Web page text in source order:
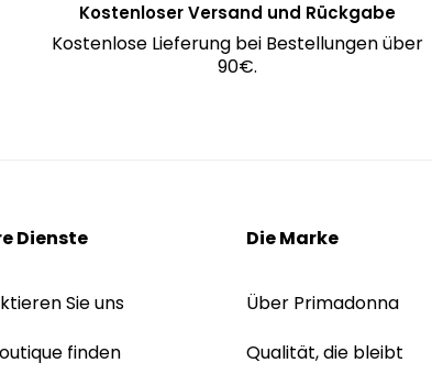
Kostenloser Versand und Rückgabe
Kostenlose Lieferung bei Bestellungen über
90€.
Dienste
Sie uns
finden
Die Marke
Über Primadonna
Qualität, die bleibt